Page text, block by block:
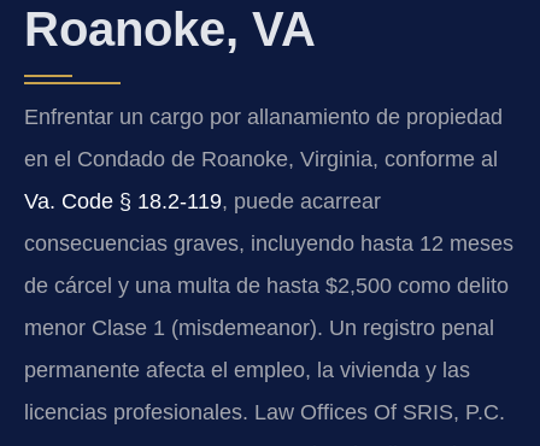
Roanoke, VA
Enfrentar un cargo por allanamiento de propiedad
en el Condado de Roanoke, Virginia, conforme al
Va. Code § 18.2-119, puede acarrear
consecuencias graves, incluyendo hasta 12 meses
de cárcel y una multa de hasta $2,500 como delito
menor Clase 1 (misdemeanor). Un registro penal
permanente afecta el empleo, la vivienda y las
licencias profesionales. Law Offices Of SRIS, P.C.